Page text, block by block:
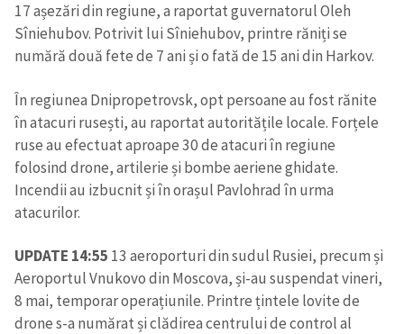
17 așezări din regiune, a raportat guvernatorul Oleh
Sîniehubov. Potrivit lui Sîniehubov, printre răniți se
numără două fete de 7 ani și o fată de 15 ani din Harkov.
În regiunea Dnipropetrovsk, opt persoane au fost rănite
în atacuri rusești, au raportat autoritățile locale. Forțele
ruse au efectuat aproape 30 de atacuri în regiune
folosind drone, artilerie și bombe aeriene ghidate.
Incendii au izbucnit și în orașul Pavlohrad în urma
atacurilor.
UPDATE 14:55 13 aeroporturi din sudul Rusiei, precum și
Aeroportul Vnukovo din Moscova, și-au suspendat vineri,
8 mai, temporar operațiunile. Printre țintele lovite de
drone s-a numărat și clădirea centrului de control al